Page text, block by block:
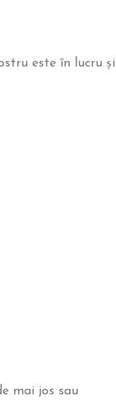
este în lucru și
mai jos sau